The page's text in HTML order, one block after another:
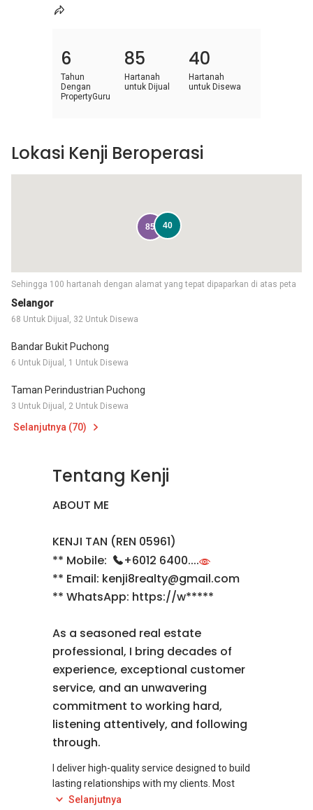
6
Tahun
Dengan
PropertyGuru
85
Hartanah
untuk Dijual
40
Hartanah
untuk Disewa
Selangor
68 Untuk Dijual, 32 Untuk Disewa
Bandar Bukit Puchong
6 Untuk Dijual, 1 Untuk Disewa
Taman Perindustrian Puchong
3 Untuk Dijual, 2 Untuk Disewa
Selanjutnya (70)
Sehingga 100 hartanah dengan alamat yang tepat dipaparkan di atas peta
85 40
Lokasi Kenji Beroperasi
Tentang Kenji
ABOUT ME
KENJI TAN (REN 05961)
** Mobile:
+6012 6400....
** Email: kenji8realty@gmail.com
** WhatsApp: https://w*****
As a seasoned real estate
professional, I bring decades of
experience, exceptional customer
service, and an unwavering
commitment to working hard,
listening attentively, and following
through.
I deliver high-quality service designed to build
lasting relationships with my clients. Most
importantly, I nurture those relationships
Selanjutnya